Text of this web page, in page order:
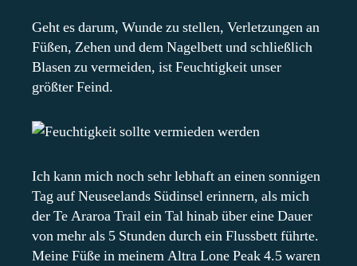
Geht es darum, Wunde zu stellen, Verletzungen an
Füßen, Zehen und dem Nagelbett und schließlich
Blasen zu vermeiden, ist Feuchtigkeit unser
größter Feind.
Ich kann mich noch sehr lebhaft an einen sonnigen
Tag auf Neuseelands Südinsel erinnern, als mich
der Te Araroa Trail ein Tal hinab über eine Dauer
von mehr als 5 Stunden durch ein Flussbett führte.
Meine Füße in meinem Altra Lone Peak 4.5 waren